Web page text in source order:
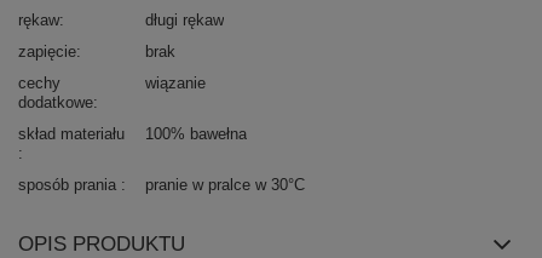
rękaw
długi rękaw
zapięcie
brak
cechy
dodatkowe
wiązanie
skład materiału 100% bawełna
sposób prania pranie w pralce w 30°C
OPIS PRODUKTU